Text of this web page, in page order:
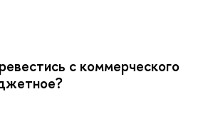
с коммерческого